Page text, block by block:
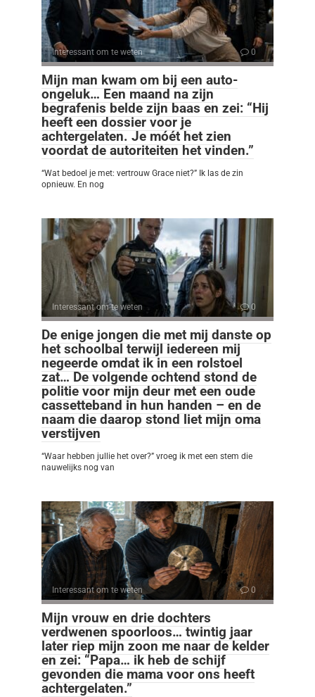
Interessant om te weten 0
Mijn man kwam om bij een auto-
ongeluk… Een maand na zijn
begrafenis belde zijn baas en zei: “Hij
heeft een dossier voor je
achtergelaten. Je móét het zien
voordat de autoriteiten het vinden.”
“Wat bedoel je met: vertrouw Grace niet?” Ik las de zin
opnieuw. En nog
Interessant om te weten 0
De enige jongen die met mij danste op
het schoolbal terwijl iedereen mij
negeerde omdat ik in een rolstoel
zat… De volgende ochtend stond de
politie voor mijn deur met een oude
cassetteband in hun handen – en de
naam die daarop stond liet mijn oma
verstijven
“Waar hebben jullie het over?” vroeg ik met een stem die
nauwelijks nog van
Interessant om te weten 0
Mijn vrouw en drie dochters
verdwenen spoorloos… twintig jaar
later riep mijn zoon me naar de kelder
en zei: “Papa… ik heb de schijf
gevonden die mama voor ons heeft
achtergelaten.”